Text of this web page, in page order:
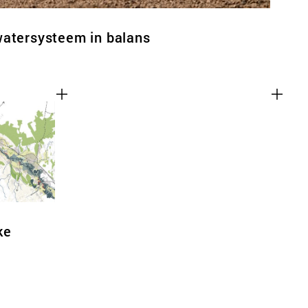
in balans